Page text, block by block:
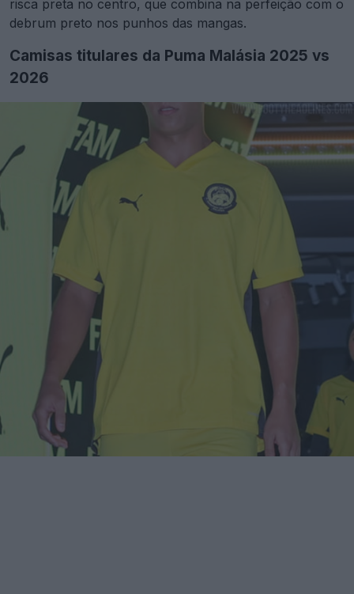
risca preta no centro, que combina na perfeição com o
debrum preto nos punhos das mangas.
Camisas titulares da Puma Malásia 2025 vs
2026